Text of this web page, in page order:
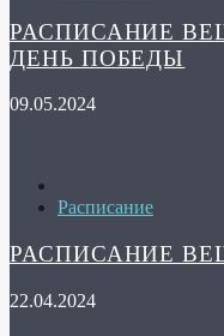
РАСПИСАНИЕ
ДЕНЬ ПОБЕДЫ
09.05.2024
Расписание
РАСПИСАНИЕ
22.04.2024